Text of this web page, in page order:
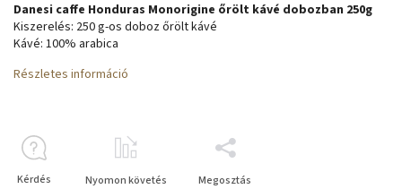
Danesi caffe Honduras Monorigine őrölt kávé dobozban 250g
Kiszerelés: 250 g-os doboz őrölt kávé
Kávé: 100% arabica
Részletes információ
Kérdés Nyomon követés Megosztás